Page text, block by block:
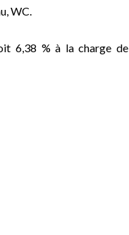
WC.
6,38 % à la charge de